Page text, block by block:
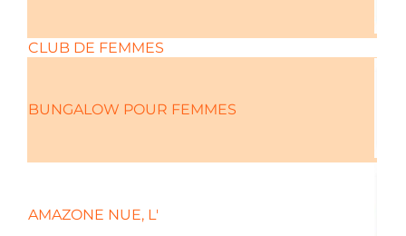
CLUB DE FEMMES
BUNGALOW POUR FEMMES
AMAZONE NUE, L'